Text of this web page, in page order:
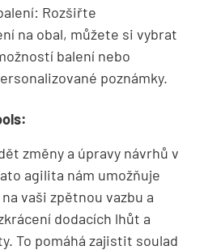
Rozšiřte
na obal, můžete si vybrat
balení nebo
poznámky.
změny a úpravy návrhů v
agilita nám umožňuje
vaši zpětnou vazbu a
dodacích lhůt a
To pomáhá zajistit soulad